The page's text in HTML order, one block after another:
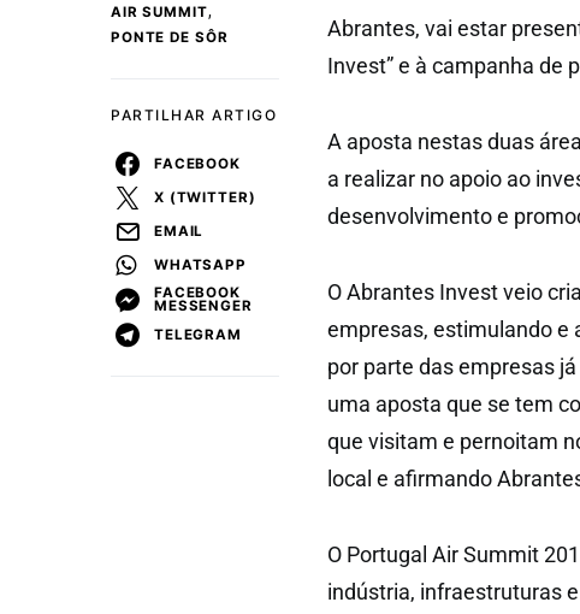
AIR SUMMIT,
PONTE DE SÔR
PARTILHAR ARTIGO
FACEBOOK
X (TWITTER)
EMAIL
WHATSAPP
FACEBOOK
MESSENGER
TELEGRAM
Abrantes, vai estar
Invest” e à campanha de
A aposta nestas duas
a realizar no apoio ao
desenvolvimento e
O Abrantes Invest veio
empresas, estimulando e
por parte das empresas
uma aposta que se tem
que visitam e pernoitam
local e afirmando
O Portugal Air Summit
indústria, infraestruturas